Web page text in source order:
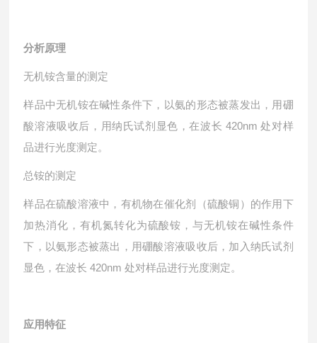
分析原理
无机铵含量的测定
样品中无机铵在碱性条件下，以氨的形态被蒸发出，用硼
酸溶液吸收后，用纳氏试剂显色，在波长 420nm 处对样
品进行光度测定。
总铵的测定
样品在硫酸溶液中，有机物在催化剂（硫酸铜）的作用下
加热消化，有机氮转化为硫酸铵，与无机铵在碱性条件
下，以氨形态被蒸出，用硼酸溶液吸收后，加入纳氏试剂
显色，在波长 420nm 处对样品进行光度测定。
应用特征